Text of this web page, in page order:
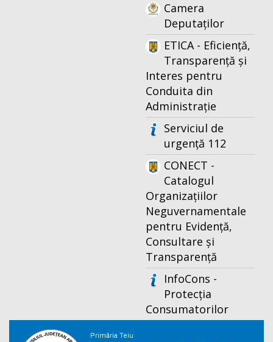
Camera
Deputaților
ETICA - Eficiență,
Transparență și
Interes pentru
Conduita din
Administrație
Serviciul de
urgență 112
CONECT -
Catalogul
Organizațiilor
Neguvernamentale
pentru Evidență,
Consultare și
Transparență
InfoCons -
Protecția
Consumatorilor
Primăria Teiu